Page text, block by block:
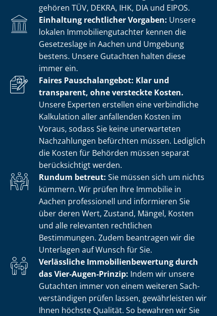
gehören TÜV, DEKRA, IHK, DIA und EIPOS.
Einhaltung rechtlicher Vorgaben: Unsere
lokalen Im­mo­bi­li­en­gut­ach­ter kennen die
Gesetzeslage in Aachen und Umgebung
bestens. Unsere Gutachten halten diese
immer ein.
Faires Pauschalangebot: Klar und
transparent, ohne versteckte Kosten.
Unsere Experten erstellen eine verbindliche
Kalkulation aller anfallenden Kosten im
Voraus, sodass Sie keine unerwarteten
Nachzahlungen befürchten müssen. Lediglich
die Kosten für Behörden müssen separat
berücksichtigt werden.
Rundum betreut: Sie müssen sich um nichts
kümmern. Wir prüfen Ihre Immobilie in
Aachen professionell und informieren Sie
über deren Wert, Zustand, Mängel, Kosten
und alle relevanten rechtlichen
Bestimmungen. Zudem beantragen wir die
Unterlagen auf Wunsch für Sie.
Verlässliche Im­mo­bi­li­en­be­wer­tung durch
das Vier-Augen-Prinzip: Indem wir unsere
Gutachten immer von einem weiteren Sach­
ver­stän­di­gen prüfen lassen, gewährleisten wir
Ihnen höchste Qualität. So bewahren wir Sie